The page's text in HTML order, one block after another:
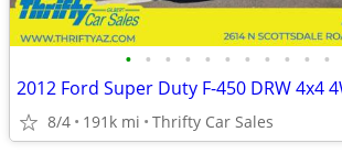
• • • • • • • • • • •
8/4 191k mi Thrifty Car Sales